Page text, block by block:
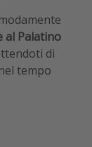
al Palatino
di
tempo